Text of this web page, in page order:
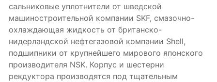
сальниковые уплотнители от шведской
машиностроительной компании SKF, смазочно-
охлаждающая жидкость от британско-
нидерландской нефтегазовой компании Shell,
подшипники от крупнейшего мирового японского
производителя NSK. Корпус и шестерни
рекдуктора производятся под тщательным